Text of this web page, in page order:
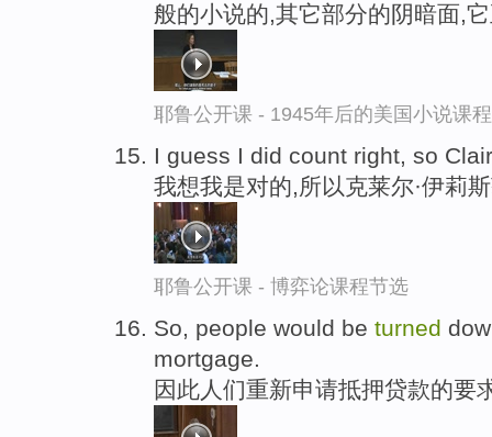
般的小说的,其它部分的阴暗面,
耶鲁公开课 - 1945年后的美国小说课
I guess I did count right, so
我想我是对的,所以克莱尔·伊莉
耶鲁公开课 - 博弈论课程节选
So, people would be turned
mortgage.
因此人们重新申请抵押贷款的要